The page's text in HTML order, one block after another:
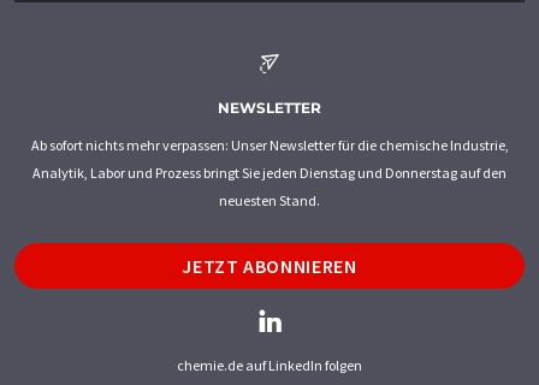
NEWSLETTER
Ab sofort nichts mehr verpassen: Unser Newsletter für die chemische Industrie,
Analytik, Labor und Prozess bringt Sie jeden Dienstag und Donnerstag auf den
neuesten Stand.
JETZT ABONNIEREN
chemie.de auf LinkedIn folgen